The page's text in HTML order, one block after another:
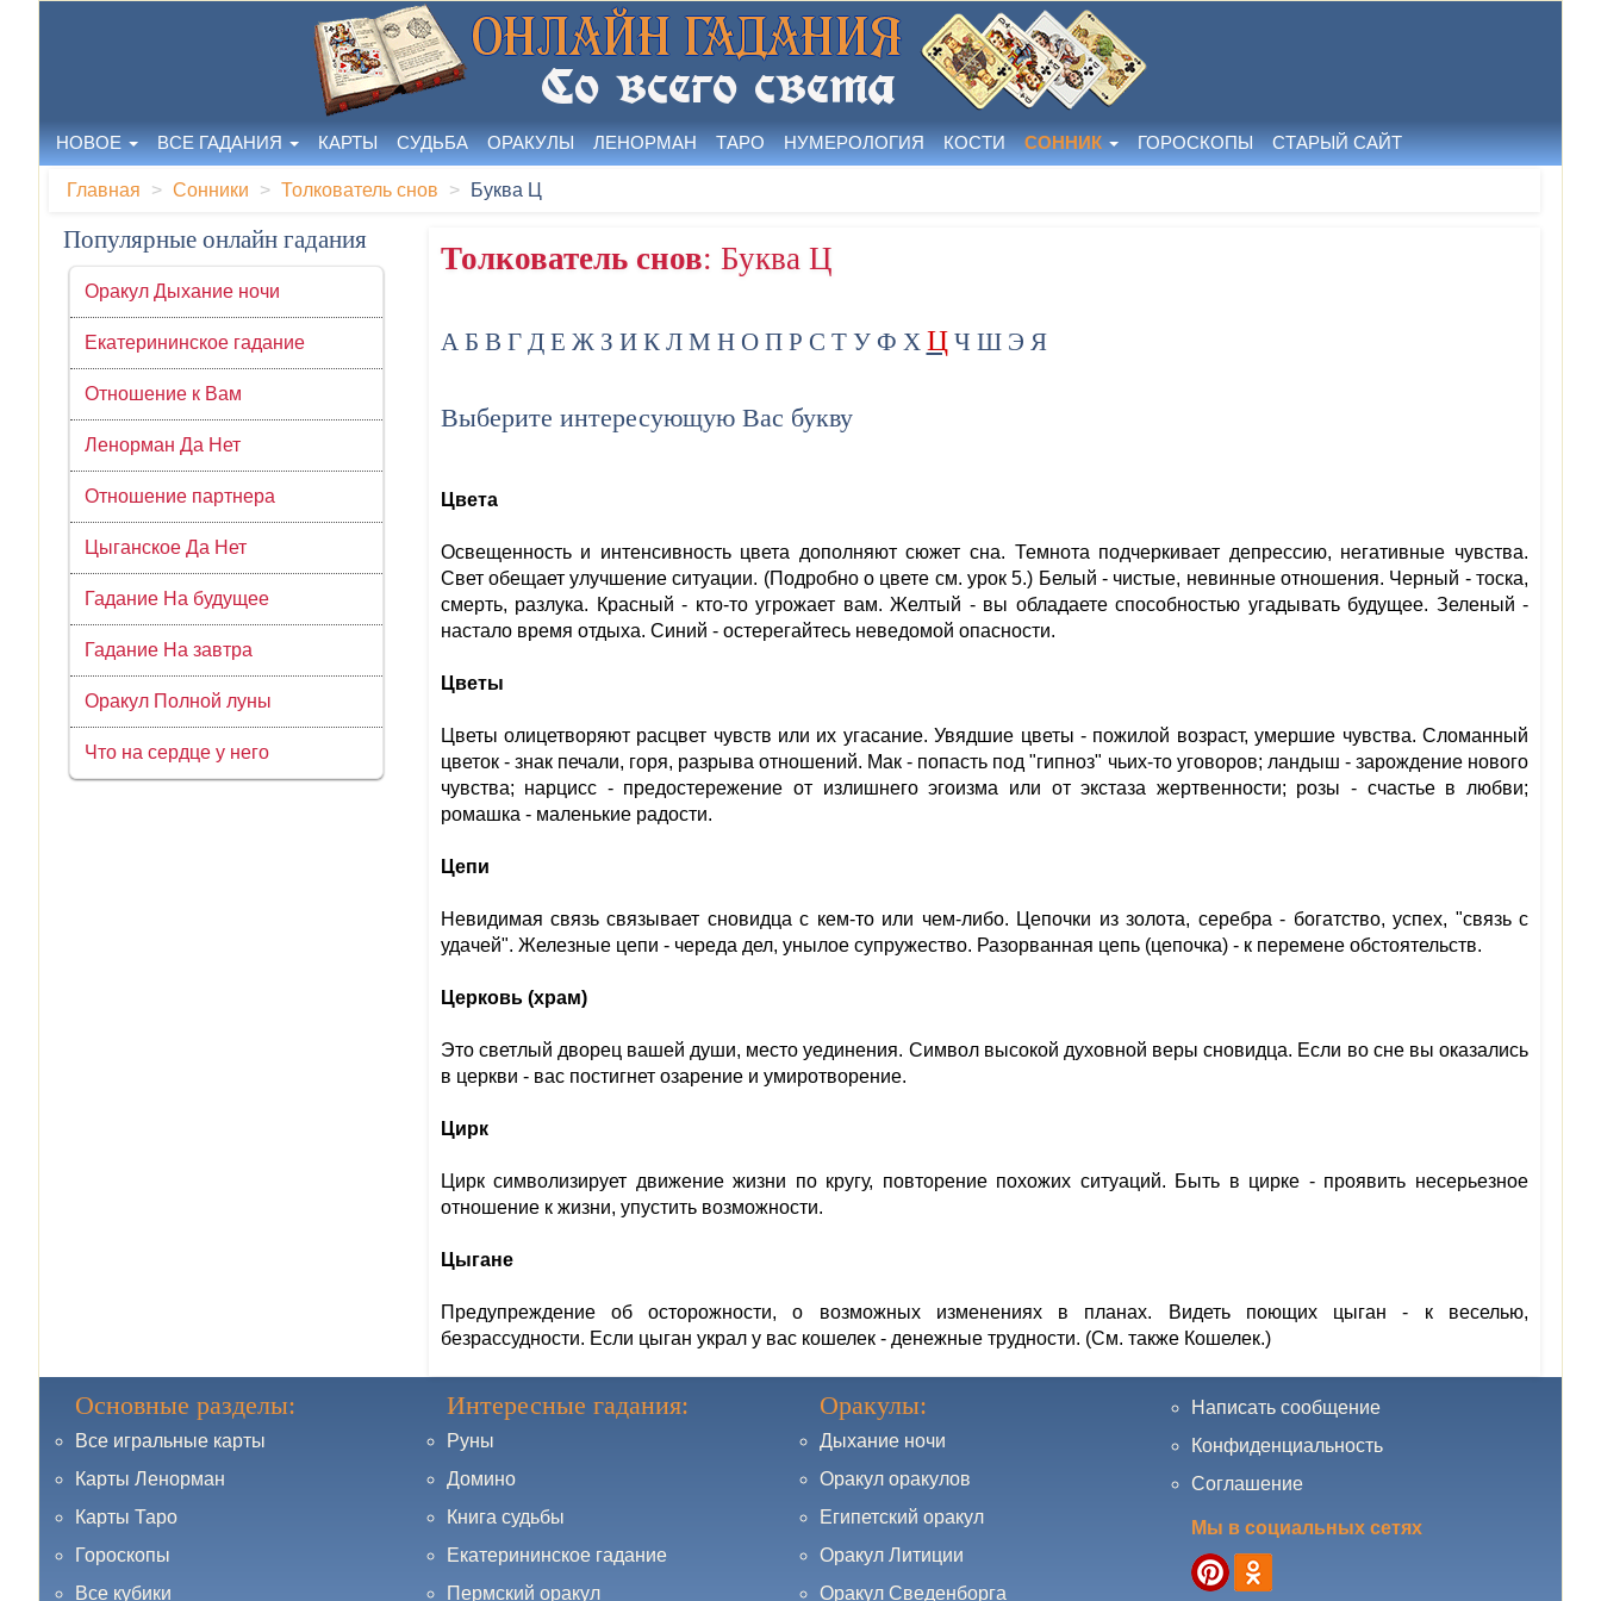
НОВОЕ ВСЕ ГАДАНИЯ КАРТЫ СУДЬБА ОРАКУЛЫ ЛЕНОРМАН ТАРО НУМЕРОЛОГИЯ КОСТИ СОННИК ГОРОСКОПЫ СТАРЫЙ САЙТ
Главная Сонники Толкователь снов Буква Ц
Популярные онлайн гадания
Оракул Дыхание ночи
Екатерининское гадание
Отношение к Вам
Ленорман Да Нет
Отношение партнера
Цыганское Да Нет
Гадание На будущее
Гадание На завтра
Оракул Полной луны
Что на сердце у него
Толкователь снов: Буква Ц
А Б В Г Д Е Ж З И К Л М Н О П Р С Т У Ф Х Ц Ч Ш Э Я
Выберите интересующую Вас букву
Цвета
Освещенность и интенсивность цвета дополняют сюжет сна. Темнота подчеркивает депрессию, негативные чувства.
Свет обещает улучшение ситуации. (Подробно о цвете см. урок 5.) Белый - чистые, невинные отношения. Черный - тоска,
смерть, разлука. Красный - кто-то угрожает вам. Желтый - вы обладаете способностью угадывать будущее. Зеленый -
настало время отдыха. Синий - остерегайтесь неведомой опасности.
Цветы
Цветы олицетворяют расцвет чувств или их угасание. Увядшие цветы - пожилой возраст, умершие чувства. Сломанный
цветок - знак печали, горя, разрыва отношений. Мак - попасть под "гипноз" чьих-то уговоров; ландыш - зарождение нового
чувства; нарцисс - предостережение от излишнего эгоизма или от экстаза жертвенности; розы - счастье в любви;
ромашка - маленькие радости.
Цепи
Невидимая связь связывает сновидца с кем-то или чем-либо. Цепочки из золота, серебра - богатство, успех, "связь с
удачей". Железные цепи - череда дел, унылое супружество. Разорванная цепь (цепочка) - к перемене обстоятельств.
Церковь (храм)
Это светлый дворец вашей души, место уединения. Символ высокой духовной веры сновидца. Если во сне вы оказались
в церкви - вас постигнет озарение и умиротворение.
Цирк
Цирк символизирует движение жизни по кругу, повторение похожих ситуаций. Быть в цирке - проявить несерьезное
отношение к жизни, упустить возможности.
Цыгане
Предупреждение об осторожности, о возможных изменениях в планах. Видеть поющих цыган - к веселью,
безрассудности. Если цыган украл у вас кошелек - денежные трудности. (См. также Кошелек.)
Основные разделы:
Все игральные карты
Карты Ленорман
Карты Таро
Гороскопы
Все кубики
Интересные гадания:
Руны
Домино
Книга судьбы
Екатерининское гадание
Пермский оракул
Оракулы:
Дыхание ночи
Оракул оракулов
Египетский оракул
Оракул Литиции
Оракул Сведенборга
Написать сообщение
Конфиденциальность
Соглашение
Мы в социальных сетях